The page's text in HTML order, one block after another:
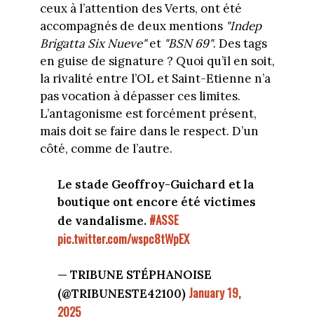
ceux à l’attention des Verts, ont été
accompagnés de deux mentions "Indep
Brigatta Six Nueve"et "BSN 69". Des tags
en guise de signature ? Quoi qu’il en soit,
la rivalité entre l’OL et Saint-Etienne n’a
pas vocation à dépasser ces limites.
L’antagonisme est forcément présent,
mais doit se faire dans le respect. D’un
côté, comme de l’autre.
Le stade Geoffroy-Guichard et la
boutique ont encore été victimes
de vandalisme. #ASSE
pic.twitter.com/wspc8tWpEX
— TRIBUNE STÉPHANOISE
(@TRIBUNESTE42100) January 19,
2025